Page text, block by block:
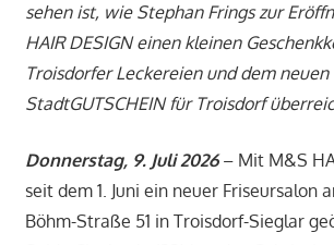
sehen ist, wie Stephan Frings zur
HAIR DESIGN einen kleinen
Troisdorfer Leckereien und dem neuen
StadtGUTSCHEIN für Troisdorf
Donnerstag, 9. Juli 2026– Mit M&S
seit dem 1. Juni ein neuer Friseursalon
Böhm-Straße 51 in Troisdorf-Sieglar